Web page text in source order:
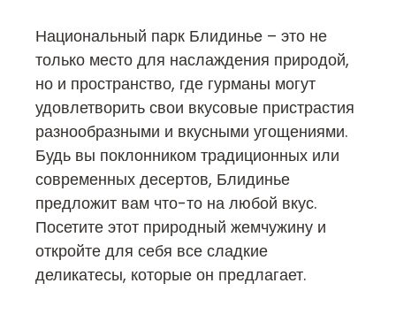
Национальный парк Блидинье – это не
только место для наслаждения природой,
но и пространство, где гурманы могут
удовлетворить свои вкусовые пристрастия
разнообразными и вкусными угощениями.
Будь вы поклонником традиционных или
современных десертов, Блидинье
предложит вам что-то на любой вкус.
Посетите этот природный жемчужину и
откройте для себя все сладкие
деликатесы, которые он предлагает.